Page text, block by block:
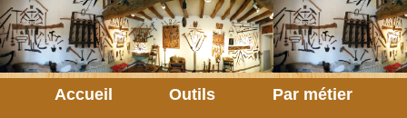
Accueil Outils
Par métier